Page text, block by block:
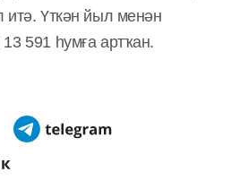
итә. Үткән йыл менән
591 һумға артҡан.